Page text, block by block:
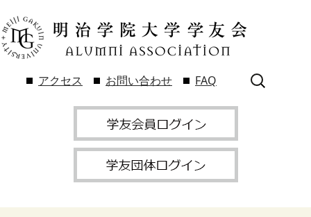
アクセス お問い合わせ FAQ
検
索: